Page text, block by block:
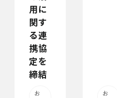
用に
関す
る連
携協
定を
締結
お
お